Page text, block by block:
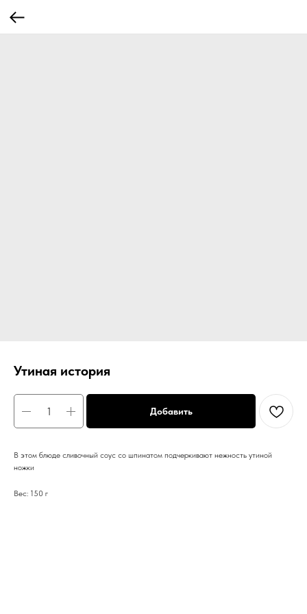
Утиная история
Добавить
В этом блюде сливочный соус со шпинатом подчеркивают нежность утиной
ножки
Вес: 150 г